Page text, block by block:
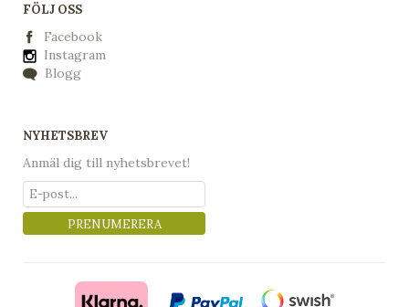
FÖLJ OSS
Facebook
Instagram
Blogg
NYHETSBREV
Anmäl dig till nyhetsbrevet!
PRENUMERERA